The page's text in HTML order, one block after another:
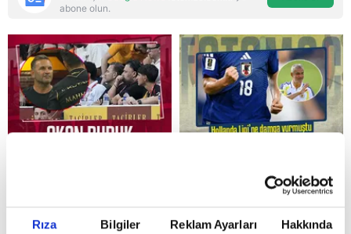
Rıza Bilgiler Reklam Ayarları Hakkında
Reddet
abone olun.